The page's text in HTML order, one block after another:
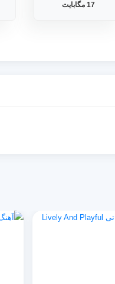
17 مگابایت